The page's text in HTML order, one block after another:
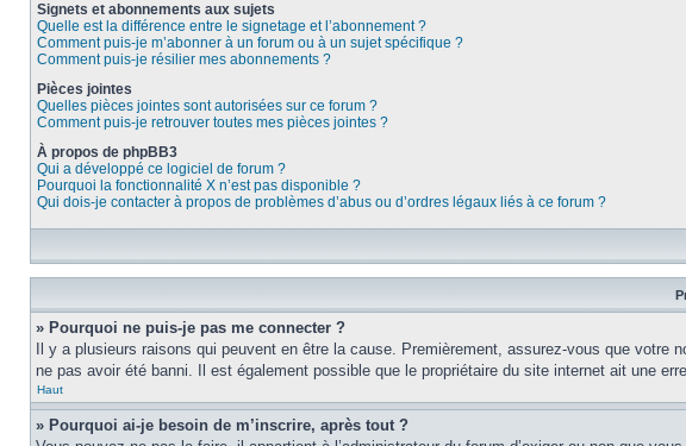
Signets et abonnements aux sujets
Quelle est la différence entre le signetage et l’abonnement ?
Comment puis-je m’abonner à un forum ou à un sujet spécifique ?
Comment puis-je résilier mes abonnements ?
Pièces jointes
Quelles pièces jointes sont autorisées sur ce forum ?
Comment puis-je retrouver toutes mes pièces jointes ?
À propos de phpBB3
Qui a développé ce logiciel de forum ?
Pourquoi la fonctionnalité X n’est pas disponible ?
Qui dois-je contacter à propos de problèmes d’abus ou d’ordres légaux liés à ce forum ?
» Pourquoi ne puis-je pas me connecter ?
Il y a plusieurs raisons qui peuvent en être la cause. Premièrement, assurez-vous que
ne pas avoir été banni. Il est également possible que le propriétaire du site internet ait une
Haut
» Pourquoi ai-je besoin de m’inscrire, après tout ?